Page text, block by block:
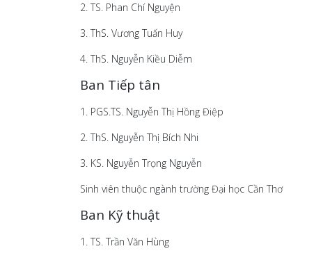
2. TS. Phan Chí Nguyện
3. ThS. Vương Tuấn Huy
4. ThS. Nguyễn Kiều Diễm
Ban Tiếp tân
1. PGS.TS. Nguyễn Thị Hồng Điệp
2. ThS. Nguyễn Thị Bích Nhi
3. KS. Nguyễn Trọng Nguyễn
Sinh viên thuộc ngành trường Đại học Cần Thơ
Ban Kỹ thuật
1. TS. Trần Văn Hùng